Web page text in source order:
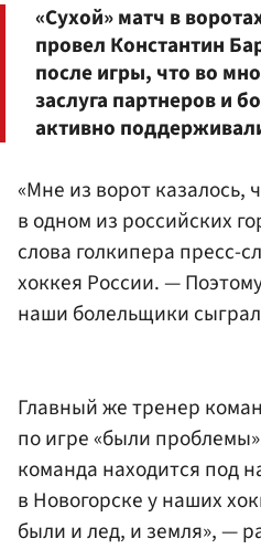
«Сухой» матч в
провел Константин
после игры, что во
заслуга партнеров и
активно
«Мне из ворот
в одном из российских
слова голкипера пресс-
хоккея России. —
наши болельщики
Главный же тренер
по игре «были
команда находится под
в Новогорске у наших
были и лед, и земля», —